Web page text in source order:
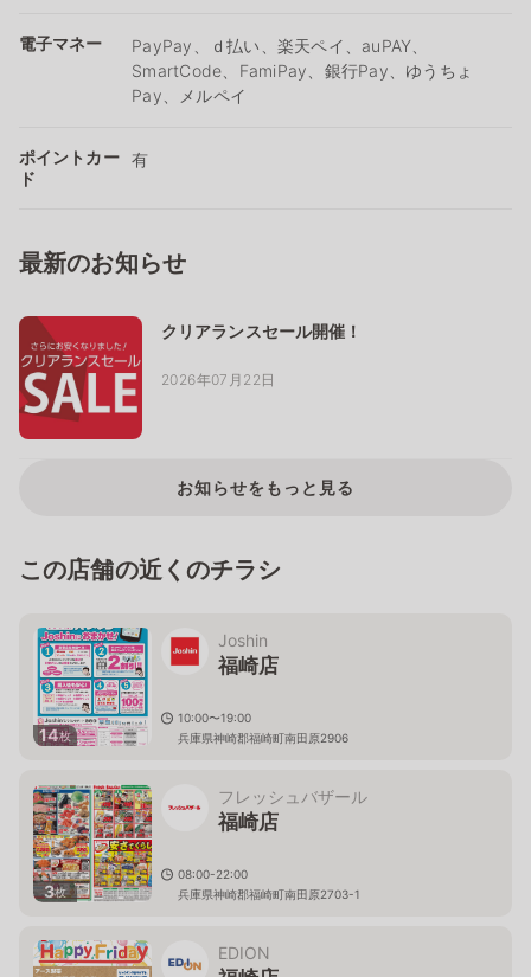
電子マネー
PayPay、ｄ払い、楽天ペイ、auPAY、
SmartCode、FamiPay、銀行Pay、ゆうちょ
Pay、メルペイ
ポイントカー
ド
有
最新のお知らせ
クリアランスセール開催！
2026年07月22日
お知らせをもっと見る
この店舗の近くのチラシ
14枚
Joshin
福崎店
10:00〜19:00
兵庫県神崎郡福崎町南田原2906
3枚
フレッシュバザール
福崎店
08:00-22:00
兵庫県神崎郡福崎町南田原2703-1
EDION